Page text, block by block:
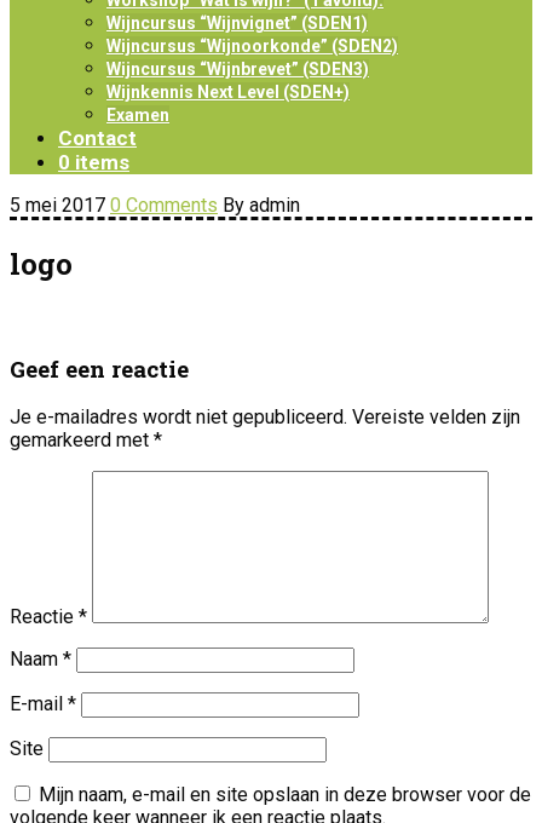
Wijncursus “Wijnvignet” (SDEN1)
Wijncursus “Wijnoorkonde” (SDEN2)
Wijncursus “Wijnbrevet” (SDEN3)
Wijnkennis Next Level (SDEN+)
Examen
Contact
0 items
5 mei 2017 0 Comments By admin
logo
Geef een reactie
Je e-mailadres wordt niet gepubliceerd. Vereiste velden zijn
gemarkeerd met *
Reactie *
Naam *
E-mail *
Site
Mijn naam, e-mail en site opslaan in deze browser voor de
volgende keer wanneer ik een reactie plaats.